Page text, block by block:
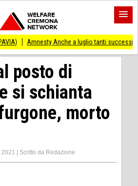
a luglio tanti successi ed ingiustizie
posto di
si schianta
morto
2021 Scritto da Redazione